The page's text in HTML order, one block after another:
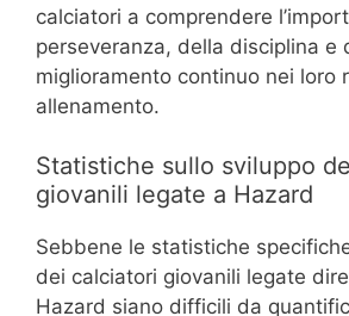
calciatori a comprendere
perseveranza, della disciplina e
miglioramento continuo nei loro
allenamento.
Statistiche sullo sviluppo
giovanili legate a Hazard
Sebbene le statistiche
dei calciatori giovanili legate
Hazard siano difficili da